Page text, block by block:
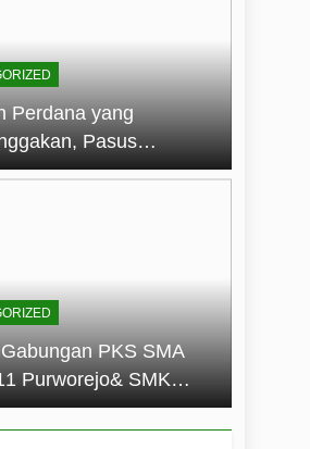
Perdana yang
Pasus
Ukir Prestasi di
PKS SMA
Purworejo& SMK
Purworejo:
Disiplin,